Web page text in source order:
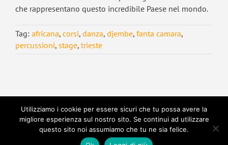
che rappresentano questo incredibile Paese nel mondo.
Tag: africana, corsi, danza, djembe, fanta camara,
percussioni, stage, trieste
Copyright 2022 Officine Artistiche APSSD - CF
90104940326 | Tutti i diritti riservati | Powered by
Utilizziamo i cookie per essere sicuri che tu possa avere la
migliore esperienza sul nostro sito. Se continui ad utilizzare
questo sito noi assumiamo che tu ne sia felice.